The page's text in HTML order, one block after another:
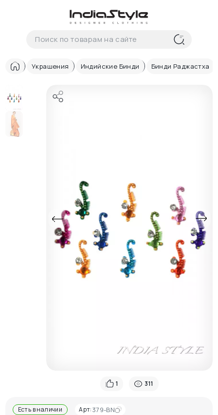
Корзина
В корзиненеттоваров
Украшения Индийские Бинди Бинди Раджастха
1 311
Есть в наличии Арт:379-BN